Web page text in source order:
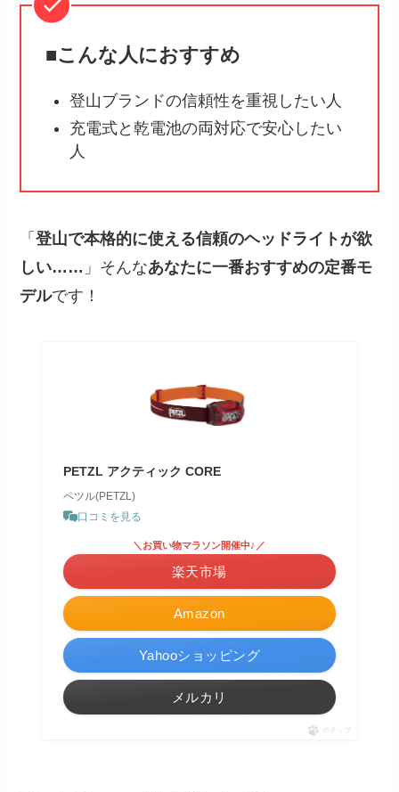
■こんな人におすすめ
登山ブランドの信頼性を重視したい人
充電式と乾電池の両対応で安心したい
人
「登山で本格的に使える信頼のヘッドライトが欲
しい…… 」そんなあなたに一番おすすめの定番モ
デルです！
PETZL アクティック CORE
ペツル(PETZL)
口コミを見る
Amazon
＼お買い物マラソン開催中♪／
楽天市場
Yahooショッピング
メルカリ
ポチップ